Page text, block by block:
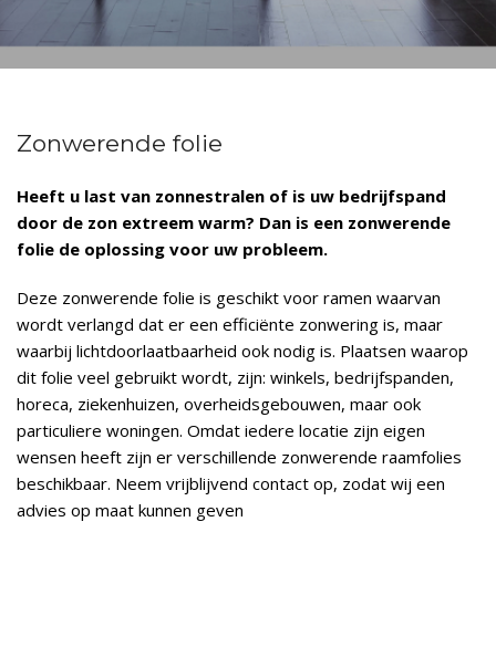
Zonwerende folie
Heeft u last van zonnestralen of is uw bedrijfspand
door de zon extreem warm? Dan is een zonwerende
folie de oplossing voor uw probleem.
Deze zonwerende folie is geschikt voor ramen waarvan
wordt verlangd dat er een efficiënte zonwering is, maar
waarbij lichtdoorlaatbaarheid ook nodig is. Plaatsen waarop
dit folie veel gebruikt wordt, zijn: winkels, bedrijfspanden,
horeca, ziekenhuizen, overheidsgebouwen, maar ook
particuliere woningen. Omdat iedere locatie zijn eigen
wensen heeft zijn er verschillende zonwerende raamfolies
beschikbaar. Neem vrijblijvend contact op, zodat wij een
advies op maat kunnen geven